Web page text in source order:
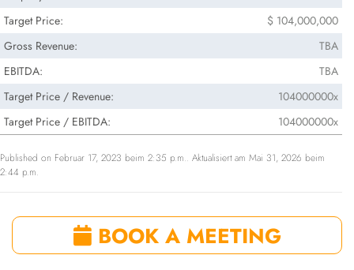
Target Price:
$ 104,000,000
Gross Revenue:
TBA
EBITDA:
TBA
Target Price / Revenue:
104000000x
Target Price / EBITDA:
104000000x
Published on Februar 17, 2023 beim 2:35 p.m.. Aktualisiert am Mai 31, 2026 beim
2:44 p.m.
BOOK A MEETING